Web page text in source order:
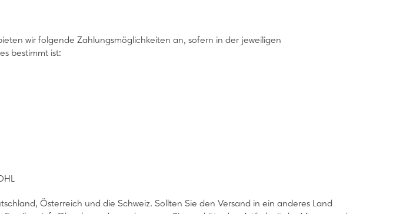
wir folgende Zahlungsmöglichkeiten an, sofern in der jeweiligen
bestimmt ist:
Österreich und die Schweiz. Sollten Sie den Versand in ein anderes Land